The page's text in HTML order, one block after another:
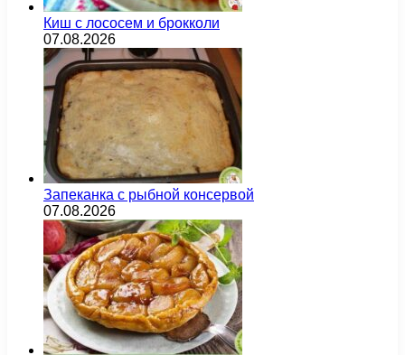
Киш с лососем и брокколи
07.08.2026
Запеканка с рыбной консервой
07.08.2026